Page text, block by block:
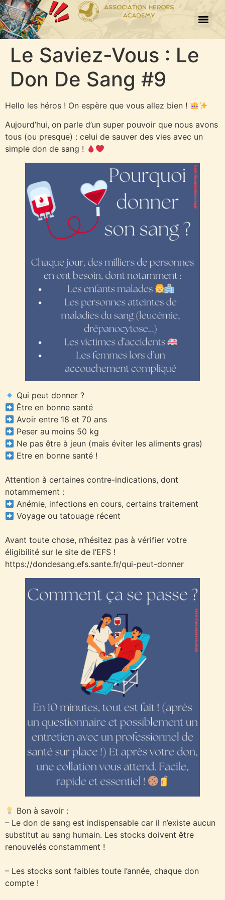
Le Saviez-Vous : Le
Don De Sang #9
Hello les héros ! On espère que vous allez bien !
Aujourd’hui, on parle d’un super pouvoir que nous avons
tous (ou presque) : celui de sauver des vies avec un
simple don de sang !
Qui peut donner ?
Être en bonne santé
Avoir entre 18 et 70 ans
Peser au moins 50 kg
Ne pas être à jeun (mais éviter les aliments gras)
Etre en bonne santé !
Attention à certaines contre-indications, dont
notammement :
Anémie, infections en cours, certains traitement
Voyage ou tatouage récent
Avant toute chose, n’hésitez pas à vérifier votre
éligibilité sur le site de l’EFS !
https://dondesang.efs.sante.fr/qui-peut-donner
Bon à savoir :
– Le don de sang est indispensable car il n’existe aucun
substitut au sang humain. Les stocks doivent être
renouvelés constamment !
– Les stocks sont faibles toute l’année, chaque don
compte !